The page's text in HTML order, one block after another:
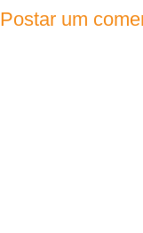
Postar um